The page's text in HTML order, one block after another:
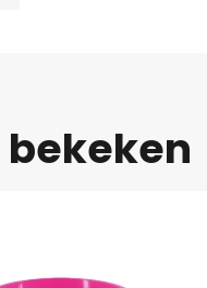
bekeken